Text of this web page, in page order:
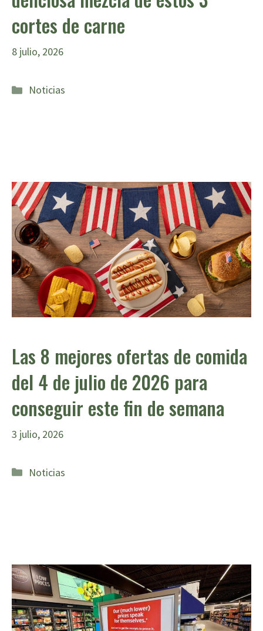
cortes de carne
8 julio, 2026
Categorías
Noticias
Las 8 mejores ofertas de comida
del 4 de julio de 2026 para
conseguir este fin de semana
3 julio, 2026
Categorías
Noticias